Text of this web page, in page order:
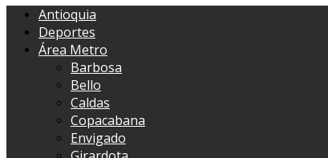
Antioquia
Deportes
Área Metro
Barbosa
Bello
Caldas
Copacabana
Envigado